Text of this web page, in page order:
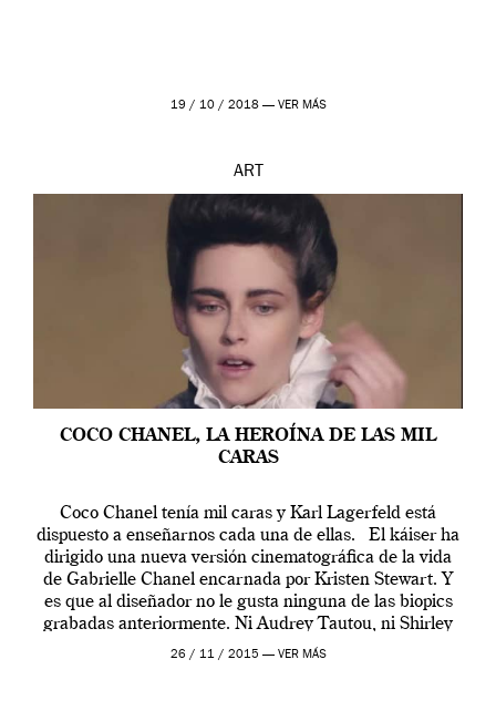
19 / 10 / 2018 — VER MÁS
ART
COCO CHANEL, LA HEROÍNA DE LAS MIL
CARAS
Coco Chanel tenía mil caras y Karl Lagerfeld está
dispuesto a enseñarnos cada una de ellas. El káiser ha
dirigido una nueva versión cinematográfica de la vida
de Gabrielle Chanel encarnada por Kristen Stewart. Y
es que al diseñador no le gusta ninguna de las biopics
grabadas anteriormente. Ni Audrey Tautou, ni Shirley
McLaine ni ninguna otra. A él […]
26 / 11 / 2015 — VER MÁS